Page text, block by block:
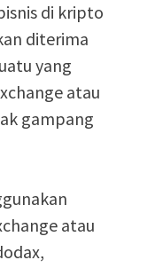
di kripto
diterima
yang
atau
gampang
atau